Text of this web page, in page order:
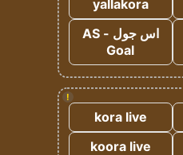
yallakora
اس جول - AS
Goal
!
kora live
koora live